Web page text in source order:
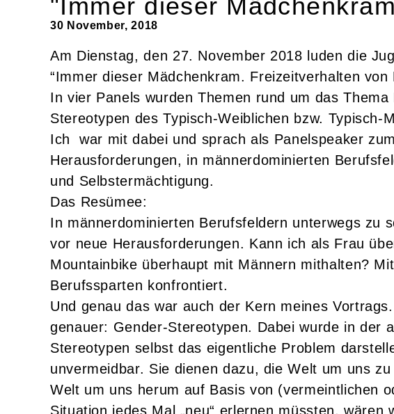
"Immer dieser
30 November, 2018
Am Dienstag, den 27. November 2018 luden die
“Immer dieser Mädchenkram. Freizeitverhalten
In vier Panels wurden Themen rund um das
Stereotypen des Typisch-Weiblichen bzw. Typisch-
Ich war mit dabei und sprach als Panelspeaker
Herausforderungen, in männerdominierten
und Selbstermächtigung.
Das Resümee:
In männerdominierten Berufsfeldern unterwegs zu
vor neue Herausforderungen. Kann ich als Frau
Mountainbike überhaupt mit Männern mithalten?
Berufssparten konfrontiert.
Und genau das war auch der Kern meines
genauer: Gender-Stereotypen. Dabei wurde in der
Stereotypen selbst das eigentliche Problem
unvermeidbar. Sie dienen dazu, die Welt um uns
Welt um uns herum auf Basis von (vermeintlichen
Situation jedes Mal „neu“ erlernen müssten,